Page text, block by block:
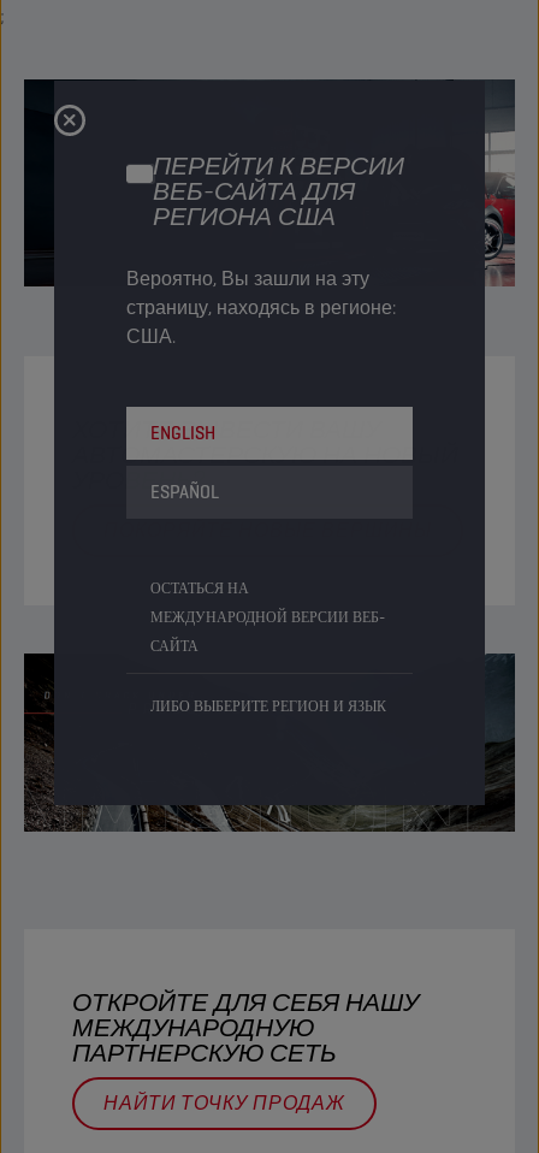
ПЕРЕЙТИ К ВЕРСИИ
ВЕБ-САЙТА ДЛЯ
РЕГИОНА США
Вероятно, Вы зашли на эту
страницу, находясь в регионе:
США.
ENGLISH
ESPAÑOL
ОСТАТЬСЯ НА
МЕЖДУНАРОДНОЙ ВЕРСИИ ВЕБ-
САЙТА
ЛИБО ВЫБЕРИТЕ РЕГИОН И ЯЗЫК
;
ХОТИТЕ ВЫВЕСТИ ВАШУ
АВТОМАСТЕРСКУЮ НА НОВЫЙ
УРОВЕНЬ?​
ОТКРОЙТЕ ДЛЯ СЕБЯ НАШУ
МЕЖДУНАРОДНУЮ
ПАРТНЕРСКУЮ СЕТЬ
НАЙТИ ТОЧКУ ПРОДАЖ